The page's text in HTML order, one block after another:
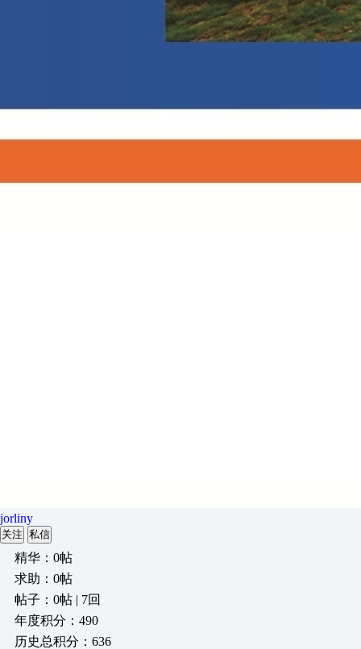
jorliny
关注 私信
精华：0帖
求助：0帖
帖子：0帖 | 7回
年度积分：490
历史总积分：636